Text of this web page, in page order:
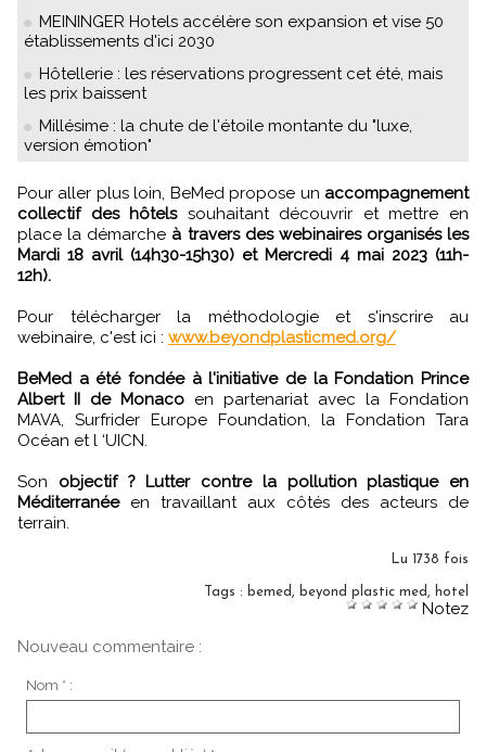
MEININGER Hotels accélère son expansion et vise 50
établissements d'ici 2030
Hôtellerie : les réservations progressent cet été, mais
les prix baissent
Millésime : la chute de l'étoile montante du "luxe,
version émotion"
Pour aller plus loin, BeMed propose un accompagnement
collectif des hôtelssouhaitant découvrir et mettre en
place la démarche à travers des webinaires organisés les
Mardi 18 avril (14h30-15h30) et Mercredi 4 mai 2023 (11h-
12h).
Pour télécharger la méthodologie et s'inscrire au
webinaire, c'est ici : www.beyondplasticmed.org/
BeMed a été fondée à l'initiative de la Fondation Prince
Albert II de Monaco en partenariat avec la Fondation
MAVA, Surfrider Europe Foundation, la Fondation Tara
Océan et l ‘UICN.
Son objectif ? Lutter contre la pollution plastique en
Méditerranéeen travaillant aux côtés des acteurs de
terrain.
Lu 1738 fois
Tags : bemed, beyond plastic med, hotel
Notez
Nouveau commentaire :
Nom * :